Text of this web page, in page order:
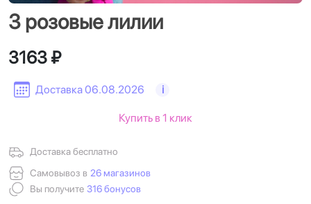
3 розовые лилии
Доставка 06.08.2026 i
3163 ₽
Доставка бесплатно
Самовывоз в 26 магазинов
Вы получите 316 бонусов
Купить в 1 клик